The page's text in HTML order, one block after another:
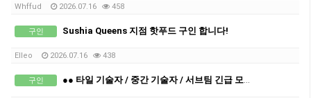
Whffud 2026.07.16 458
구인 Sushia Queens 지점 핫푸드 구인 합니다!
Elleo 2026.07.16 438
구인 ●● 타일 기술자 / 중간 기술자 / 서브팀 긴급 모집 ●●